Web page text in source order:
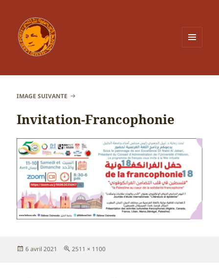
IMAGE SUIVANTE
Invitation-Francophonie
Publié
6 avril 2021
Taille
2511 × 1100